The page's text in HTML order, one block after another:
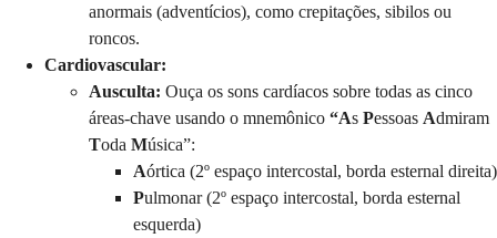
anormais (adventícios), como crepitações, sibilos ou
roncos.
Cardiovascular:
Ausculta: Ouça os sons cardíacos sobre todas as cinco
áreas-chave usando o mnemônico “As Pessoas Admiram
Toda Música”:
Aórtica (2º espaço intercostal, borda esternal direita)
Pulmonar (2º espaço intercostal, borda esternal
esquerda)